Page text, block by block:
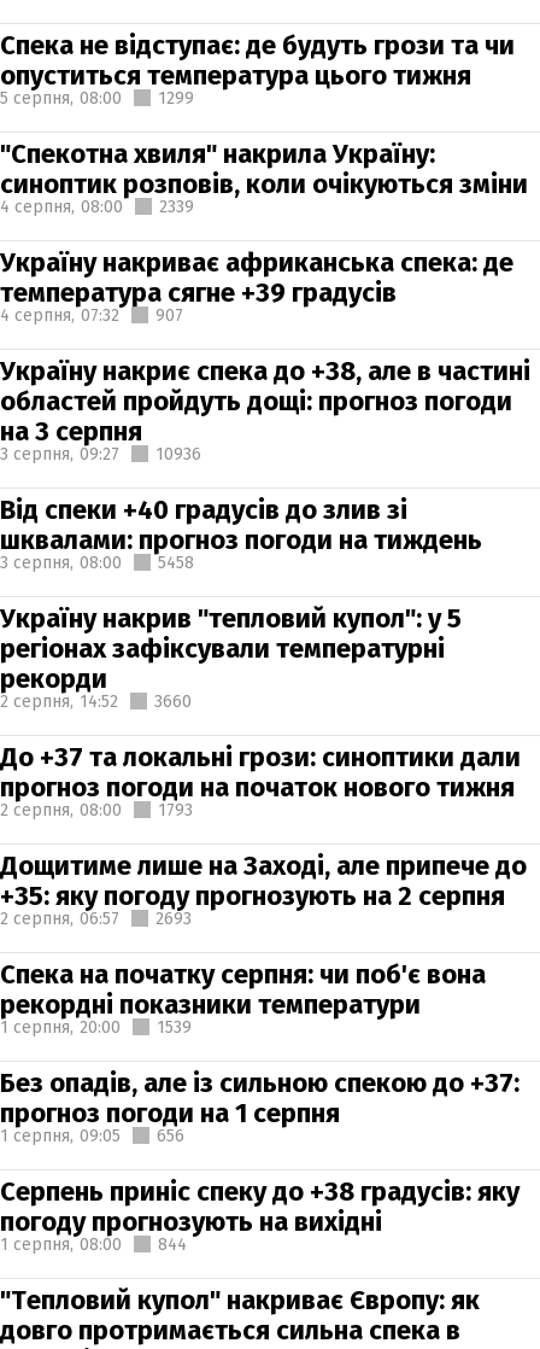
Спека не відступає: де будуть грози та чи
опуститься температура цього тижня
5 серпня, 08:00 1299
"Спекотна хвиля" накрила Україну:
синоптик розповів, коли очікуються зміни
4 серпня, 08:00 2339
Україну накриває африканська спека: де
температура сягне +39 градусів
4 серпня, 07:32 907
Україну накриє спека до +38, але в частині
областей пройдуть дощі: прогноз погоди
на 3 серпня
3 серпня, 09:27 10936
Від спеки +40 градусів до злив зі
шквалами: прогноз погоди на тиждень
3 серпня, 08:00 5458
Україну накрив "тепловий купол": у 5
регіонах зафіксували температурні
рекорди
2 серпня, 14:52 3660
До +37 та локальні грози: синоптики дали
прогноз погоди на початок нового тижня
2 серпня, 08:00 1793
Дощитиме лише на Заході, але припече до
+35: яку погоду прогнозують на 2 серпня
2 серпня, 06:57 2693
Спека на початку серпня: чи поб'є вона
рекордні показники температури
1 серпня, 20:00 1539
Без опадів, але із сильною спекою до +37:
прогноз погоди на 1 серпня
1 серпня, 09:05 656
Серпень приніс спеку до +38 градусів: яку
погоду прогнозують на вихідні
1 серпня, 08:00 844
"Тепловий купол" накриває Європу: як
довго протримається сильна спека в